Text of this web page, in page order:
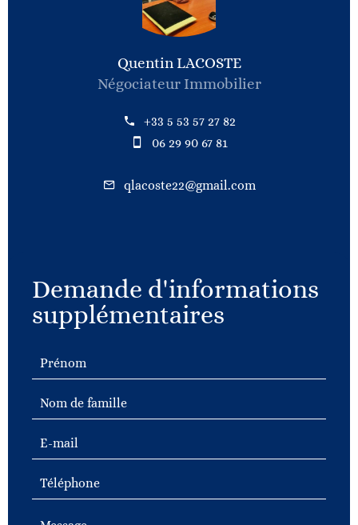
Quentin LACOSTE
Négociateur Immobilier
+33 5 53 57 27 82
06 29 90 67 81
qlacoste22@gmail.com
Demande d'informations
supplémentaires